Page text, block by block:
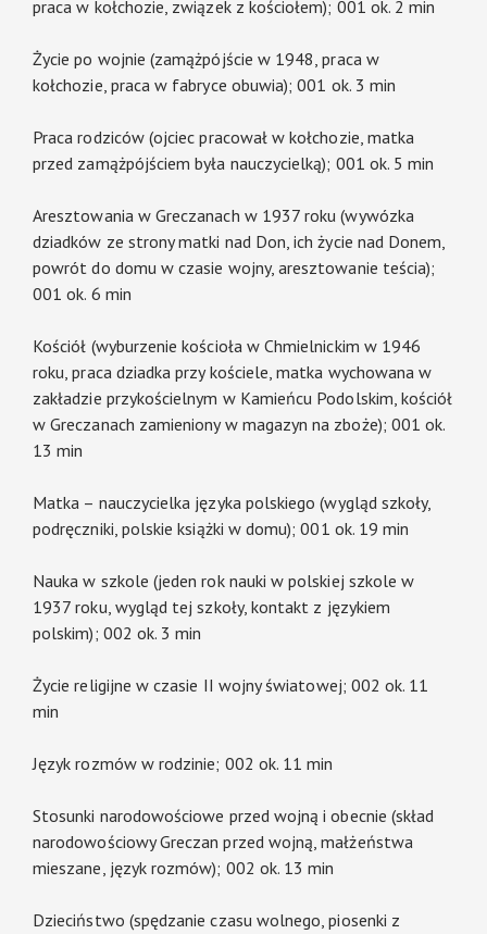
praca w kołchozie, związek z kościołem); 001 ok. 2 min
Życie po wojnie (zamążpójście w 1948, praca w
kołchozie, praca w fabryce obuwia); 001 ok. 3 min
Praca rodziców (ojciec pracował w kołchozie, matka
przed zamążpójściem była nauczycielką); 001 ok. 5 min
Aresztowania w Greczanach w 1937 roku (wywózka
dziadków ze strony matki nad Don, ich życie nad Donem,
powrót do domu w czasie wojny, aresztowanie teścia);
001 ok. 6 min
Kościół (wyburzenie kościoła w Chmielnickim w 1946
roku, praca dziadka przy kościele, matka wychowana w
zakładzie przykościelnym w Kamieńcu Podolskim, kościół
w Greczanach zamieniony w magazyn na zboże); 001 ok.
13 min
Matka – nauczycielka języka polskiego (wygląd szkoły,
podręczniki, polskie książki w domu); 001 ok. 19 min
Nauka w szkole (jeden rok nauki w polskiej szkole w
1937 roku, wygląd tej szkoły, kontakt z językiem
polskim); 002 ok. 3 min
Życie religijne w czasie II wojny światowej; 002 ok. 11
min
Język rozmów w rodzinie; 002 ok. 11 min
Stosunki narodowościowe przed wojną i obecnie (skład
narodowościowy Greczan przed wojną, małżeństwa
mieszane, język rozmów); 002 ok. 13 min
Dzieciństwo (spędzanie czasu wolnego, piosenki z